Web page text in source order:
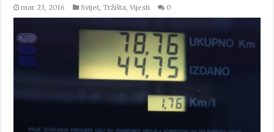
mar 23, 2016 Svijet,Tržišta,Vijesti 0